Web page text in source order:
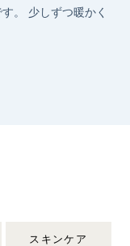
スキンケア